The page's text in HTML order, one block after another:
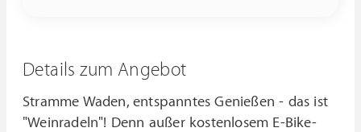
Details zum Angebot
Stramme Waden, entspanntes Genießen - das ist
"Weinradeln"! Denn außer kostenlosem E-Bike-